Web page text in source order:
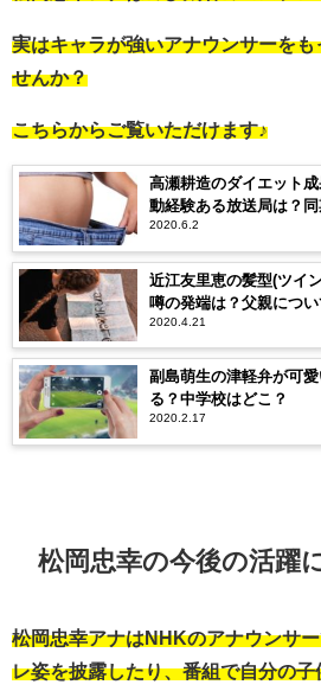
実はキャラが強いアナウンサーを
せんか？
こちらからご覧いただけます♪
高瀬耕造のダイエット
動経験ある放送局は？同
2020.6.2
近江友里恵の髪型(ツイ
噂の発端は？父親につい
2020.4.21
副島萌生の津軽弁が可
る？中学校はどこ？
2020.2.17
松岡忠幸の今後の活躍
松岡忠幸アナはNHKのアナウンサ
レ姿を披露したり、番組で自分の